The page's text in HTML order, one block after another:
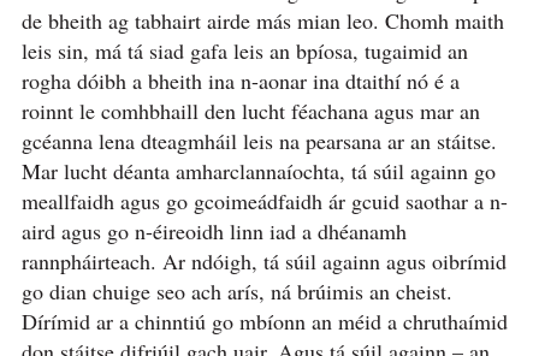
de bheith ag tabhairt airde más mian leo. Chomh maith
leis sin, má tá siad gafa leis an bpíosa, tugaimid an
rogha dóibh a bheith ina n-aonar ina dtaithí nó é a
roinnt le comhbhaill den lucht féachana agus mar an
gcéanna lena dteagmháil leis na pearsana ar an stáitse.
Mar lucht déanta amharclannaíochta, tá súil againn go
meallfaidh agus go gcoimeádfaidh ár gcuid saothar a n-
aird agus go n-éireoidh linn iad a dhéanamh
rannpháirteach. Ar ndóigh, tá súil againn agus oibrímid
go dian chuige seo ach arís, ná brúimis an cheist.
Dírímid ar a chinntiú go mbíonn an méid a chruthaímid